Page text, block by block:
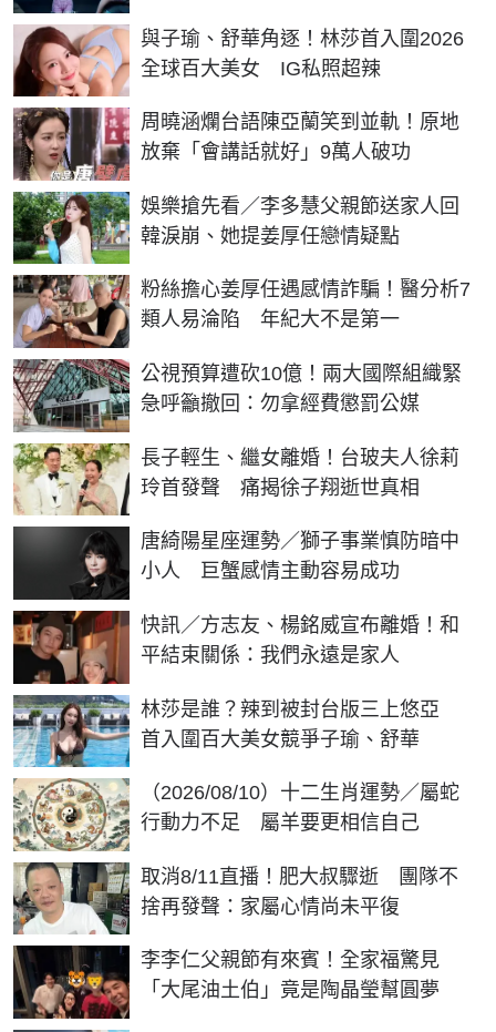
與子瑜、舒華角逐！林莎首入圍2026
全球百大美女 IG私照超辣
周曉涵爛台語陳亞蘭笑到並軌！原地
放棄「會講話就好」9萬人破功
娛樂搶先看／李多慧父親節送家人回
韓淚崩、她提姜厚任戀情疑點
粉絲擔心姜厚任遇感情詐騙！醫分析7
類人易淪陷 年紀大不是第一
公視預算遭砍10億！兩大國際組織緊
急呼籲撤回：勿拿經費懲罰公媒
長子輕生、繼女離婚！台玻夫人徐莉
玲首發聲 痛揭徐子翔逝世真相
唐綺陽星座運勢／獅子事業慎防暗中
小人 巨蟹感情主動容易成功
快訊／方志友、楊銘威宣布離婚！和
平結束關係：我們永遠是家人
林莎是誰？辣到被封台版三上悠亞
首入圍百大美女競爭子瑜、舒華
（2026/08/10）十二生肖運勢／屬蛇
行動力不足 屬羊要更相信自己
取消8/11直播！肥大叔驟逝 團隊不
捨再發聲：家屬心情尚未平復
李李仁父親節有來賓！全家福驚見
「大尾油土伯」竟是陶晶瑩幫圓夢